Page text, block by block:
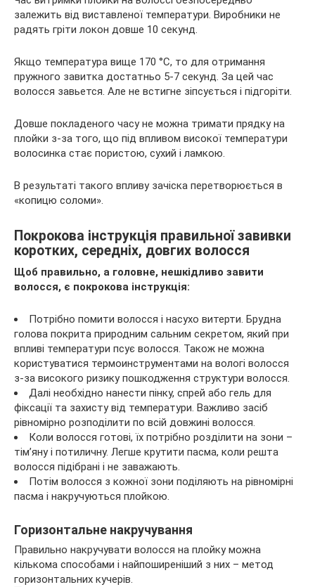
залежить від виставленої температури. Виробники не
радять гріти локон довше 10 секунд.
Якщо температура вище 170 °C, то для отримання
пружного завитка достатньо 5-7 секунд. За цей час
волосся завьется. Але не встигне зіпсується і підгоріти.
Довше покладеного часу не можна тримати прядку на
плойки з-за того, що під впливом високої температури
волосинка стає пористою, сухий і ламкою.
В результаті такого впливу зачіска перетворюється в
«копицю соломи».
Покрокова інструкція правильної завивки
коротких, середніх, довгих волосся
Щоб правильно, а головне, нешкідливо завити
волосся, є покрокова інструкція:
Потрібно помити волосся і насухо витерти. Брудна
голова покрита природним сальним секретом, який при
впливі температури псує волосся. Також не можна
користуватися термоинструментами на вологі волосся
з-за високого ризику пошкодження структури волосся.
Далі необхідно нанести пінку, спрей або гель для
фіксації та захисту від температури. Важливо засіб
рівномірно розподілити по всій довжині волосся.
Коли волосся готові, їх потрібно розділити на зони –
тім’яну і потиличну. Легше крутити пасма, коли решта
волосся підібрані і не заважають.
Потім волосся з кожної зони поділяють на рівномірні
пасма і накручуються плойкою.
Горизонтальне накручування
Правильно накручувати волосся на плойку можна
кількома способами і найпоширеніший з них – метод
горизонтальних кучерів.